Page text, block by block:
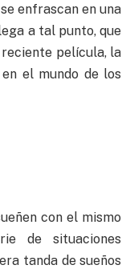
enfrascan en una
a tal punto, que
película, la
el mundo de los
con el mismo
de situaciones
tanda de sueños